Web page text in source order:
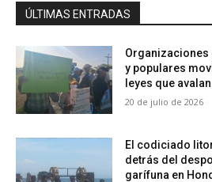
ÚLTIMAS ENTRADAS
Organizaciones
y populares
leyes que
20 de julio de 2026
El codiciado
detrás del
garífuna en